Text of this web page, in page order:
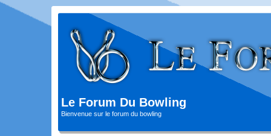
Le Forum Du Bowling
Bienvenue sur le forum du bowling